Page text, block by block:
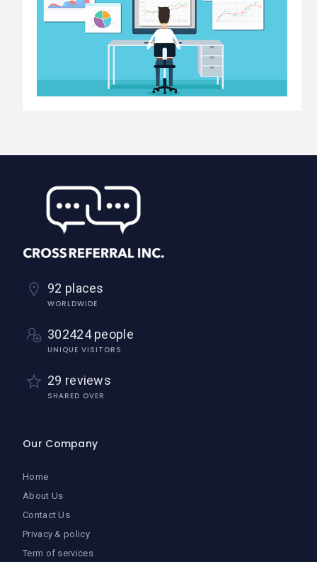
92 places
WORLDWIDE
302424 people
UNIQUE VISITORS
29 reviews
SHARED OVER
Our Company
Home
About Us
Contact Us
Privacy & policy
Term of services